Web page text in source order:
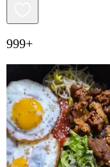
999+